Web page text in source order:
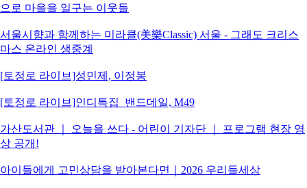
으로 마을을 일구는 이웃들
서울시향과 함께하는 미라클(美樂Classic) 서울 - 그래도 크리스
마스 온라인 생중계
[토정로 라이브]성민제, 이정봉
[토정로 라이브]인디특집_밴드데일, M49
가산도서관 ｜ 오늘을 쓰다 - 어린이 기자단 ｜ 프로그램 현장 영
상 공개!
아이들에게 고민상담을 받아본다면｜2026 우리들세상